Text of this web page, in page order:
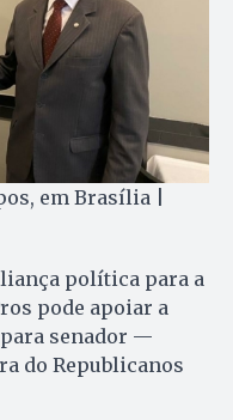
em Brasília |
política para a
pode apoiar a
para senador —
do Republicanos